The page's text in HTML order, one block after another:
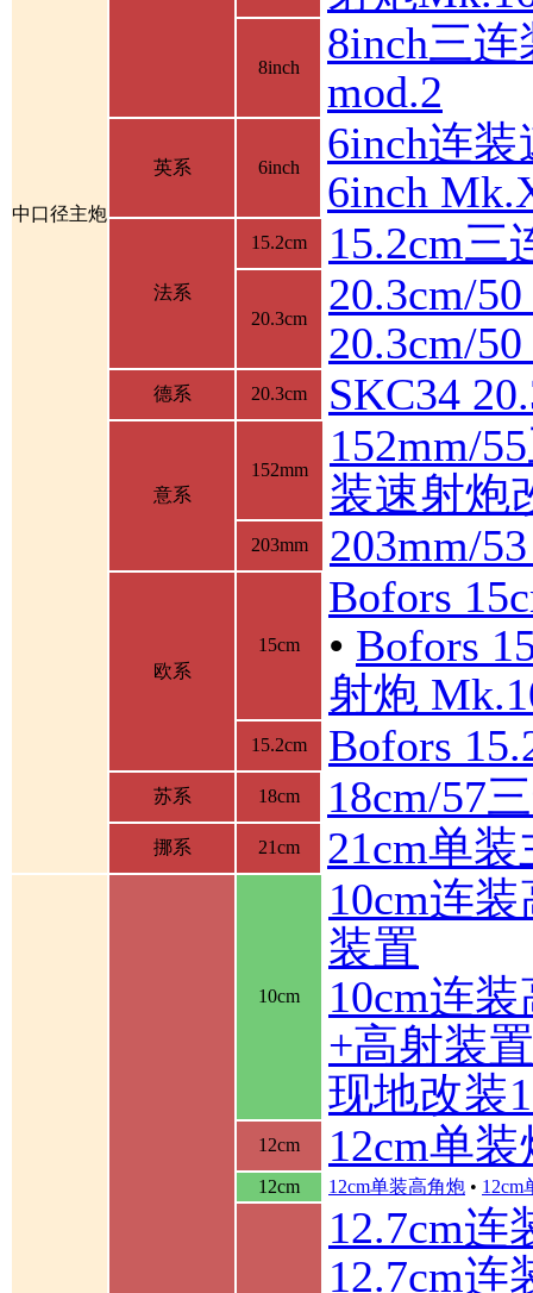
中口径主炮
8inch
8inch三
mod.2
英系 6inch
6inch连
6inch
法系
15.2cm 15.2cm三
20.3cm
20.3cm/
20.3cm/
德系 20.3cm SKC34
意系
152mm
152mm/
装速射炮
203mm 203mm/
欧系
15cm
Bofors
• Bofors
射炮
15.2cm Bofors
苏系 18cm 18cm/57
挪系 21cm 21cm单装
10cm
10cm连
装置
10cm连
+高射装
现地改装
12cm 12cm单装
12cm 12cm单装高角炮 • 12cm
12.7cm连
12.7cm连